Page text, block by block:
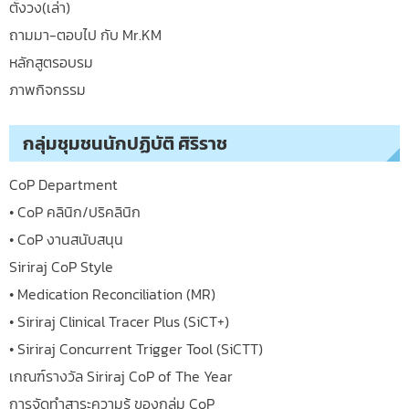
ตั้งวง(เล่า)
ถามมา-ตอบไป กับ Mr.KM
หลักสูตรอบรม
ภาพกิจกรรม
กลุ่มชุมชนนักปฏิบัติ ศิริราช
CoP Department
• CoP คลินิก/ปริคลินิก
• CoP งานสนับสนุน
Siriraj CoP Style
• Medication Reconciliation (MR)
• Siriraj Clinical Tracer Plus (SiCT+)
• Siriraj Concurrent Trigger Tool (SiCTT)
เกณฑ์รางวัล Siriraj CoP of The Year
การจัดทำสาระความรู้ ของกลุ่ม CoP